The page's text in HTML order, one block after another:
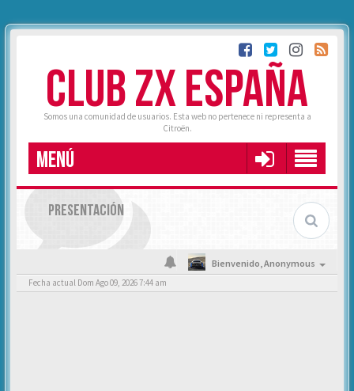
CLUB ZX ESPAÑA
Somos una comunidad de usuarios. Esta web no pertenece ni representa a
Citroën.
MENÚ
PRESENTACIÓN
Bienvenido,Anonymous
Fecha actual Dom Ago 09, 2026 7:44 am